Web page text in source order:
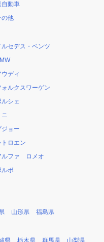
自動車
の他
ルセデス・ベンツ
ウディ
ォルクスワーゲン
ルシェ
ニ
ジョー
トロエン
ルファ ロメオ
ルボ
山形県 福島県